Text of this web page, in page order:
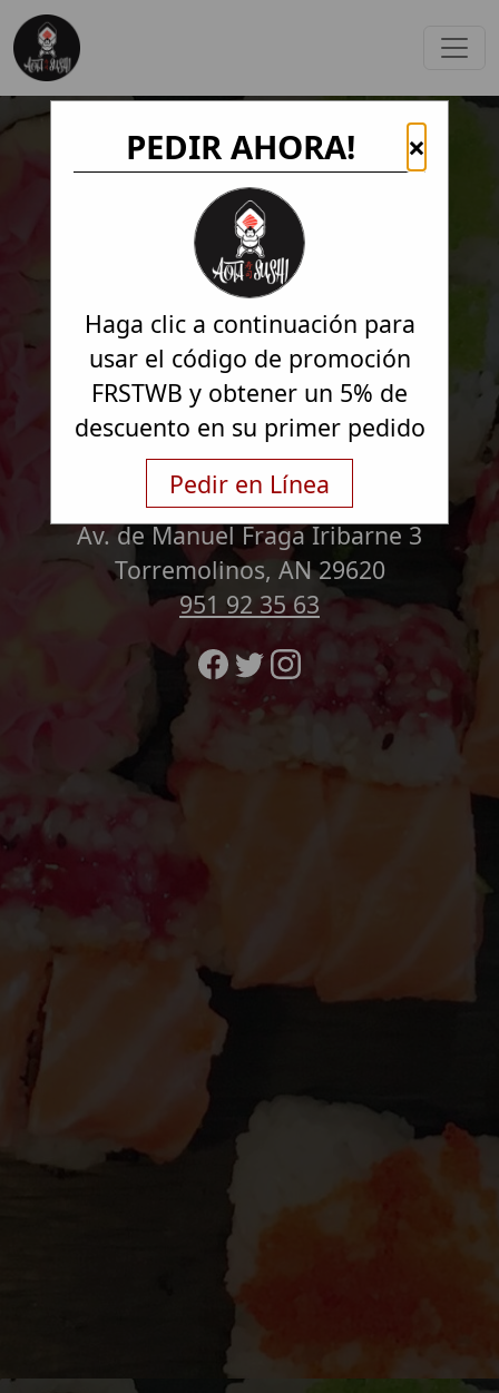
Pedir en Línea
Av. de Manuel Fraga Iribarne 3
Torremolinos, AN 29620
951 92 35 63
×
PEDIR AHORA!
Haga clic a continuación para
usar el código de promoción
FRSTWB y obtener un 5% de
descuento en su primer pedido
Pedir en Línea